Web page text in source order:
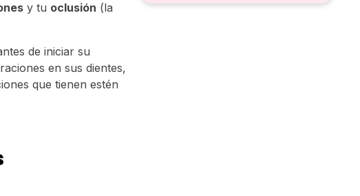
y tu oclusión (la
de iniciar su
en sus dientes,
que tienen estén